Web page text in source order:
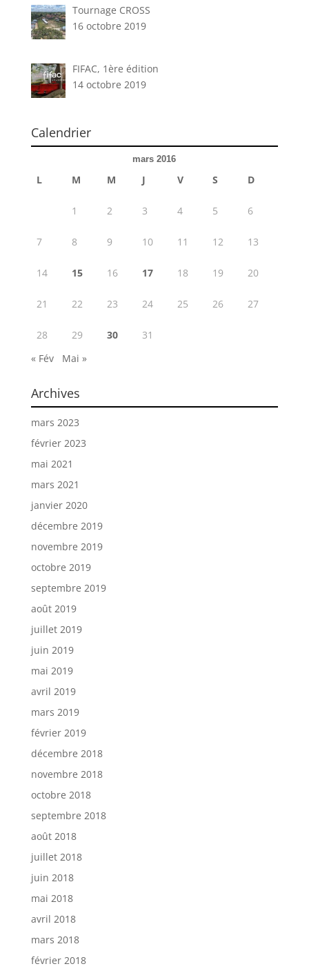
Tournage CROSS
16 octobre 2019
FIFAC, 1ère édition
14 octobre 2019
Calendrier
mars 2016
L M M J V S D
1 2 3 4 5 6
7 8 9 10 11 12 13
14 15 16 17 18 19 20
21 22 23 24 25 26 27
28 29 30
31
« Fév
Mai »
Archives
mars 2023
février 2023
mai 2021
mars 2021
janvier 2020
décembre 2019
novembre 2019
octobre 2019
septembre 2019
août 2019
juillet 2019
juin 2019
mai 2019
avril 2019
mars 2019
février 2019
décembre 2018
novembre 2018
octobre 2018
septembre 2018
août 2018
juillet 2018
juin 2018
mai 2018
avril 2018
mars 2018
février 2018